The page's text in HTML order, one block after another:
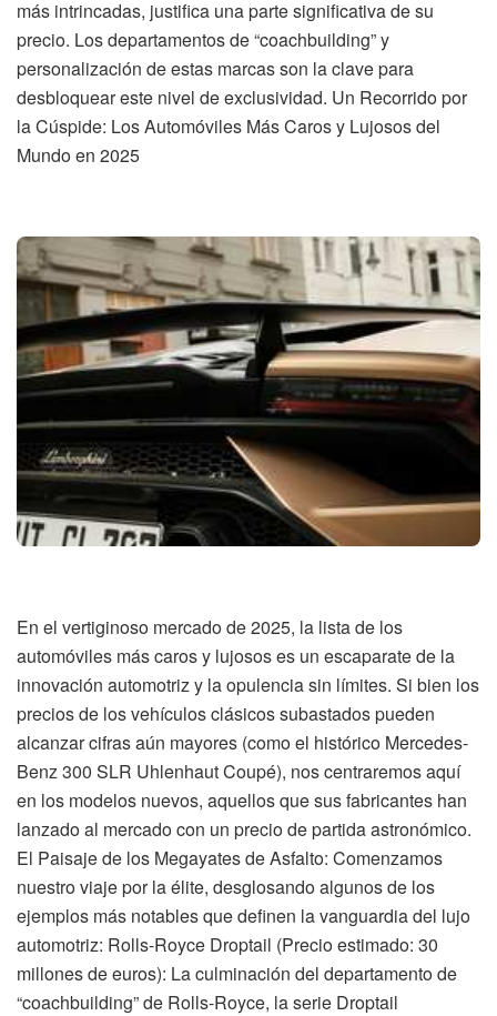
más intrincadas, justifica una parte significativa de su
precio. Los departamentos de “coachbuilding” y
personalización de estas marcas son la clave para
desbloquear este nivel de exclusividad. Un Recorrido por
la Cúspide: Los Automóviles Más Caros y Lujosos del
Mundo en 2025
En el vertiginoso mercado de 2025, la lista de los
automóviles más caros y lujosos es un escaparate de la
innovación automotriz y la opulencia sin límites. Si bien los
precios de los vehículos clásicos subastados pueden
alcanzar cifras aún mayores (como el histórico Mercedes-
Benz 300 SLR Uhlenhaut Coupé), nos centraremos aquí
en los modelos nuevos, aquellos que sus fabricantes han
lanzado al mercado con un precio de partida astronómico.
El Paisaje de los Megayates de Asfalto: Comenzamos
nuestro viaje por la élite, desglosando algunos de los
ejemplos más notables que definen la vanguardia del lujo
automotriz: Rolls-Royce Droptail (Precio estimado: 30
millones de euros): La culminación del departamento de
“coachbuilding” de Rolls-Royce, la serie Droptail